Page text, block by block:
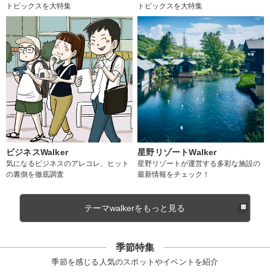
トピックスを大特集
トピックスを大特集
ビジネスWalker
気になるビジネスのアレコレ、ヒット
の裏側を徹底調査
星野リゾートWalker
星野リゾートが運営する多彩な施設の
最新情報をチェック！
テーマwalkerをもっと見る
季節特集
季節を感じる人気のスポットやイベントを紹介